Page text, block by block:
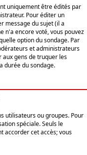
uniquement être édités par
Pour éditer un
message du sujet (il a
n'a encore voté, vous pouvez
option du sondage. Par
et administrateurs
gens de truquer les
durée du sondage.
utilisateurs ou groupes. Pour
spéciale. Seuls le
accorder cet accès; vous